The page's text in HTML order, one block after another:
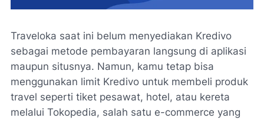
Traveloka saat ini belum menyediakan Kredivo
sebagai metode pembayaran langsung di aplikasi
maupun situsnya. Namun, kamu tetap bisa
menggunakan limit Kredivo untuk membeli produk
travel seperti tiket pesawat, hotel, atau kereta
melalui Tokopedia, salah satu e-commerce yang